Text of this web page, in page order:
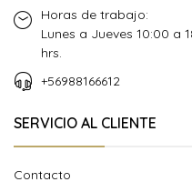
Horas de trabajo:
Lunes a Jueves 10:00 a
hrs.
+56988166612
SERVICIO AL CLIENTE
Contacto